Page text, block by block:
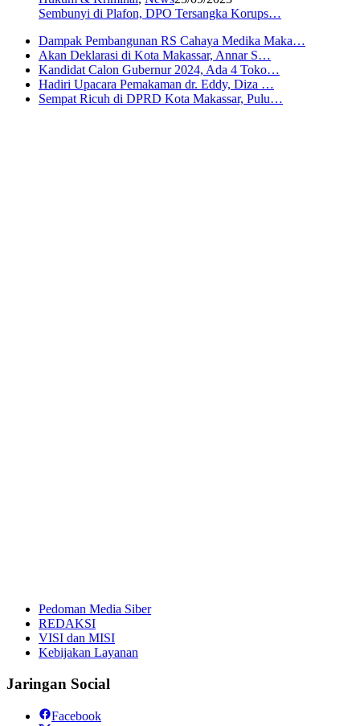
Sembunyi di Plafon, DPO Tersangka Korups…
Dampak Pembangunan RS Cahaya Medika Maka…
Akan Deklarasi di Kota Makassar, Annar S…
Kandidat Calon Gubernur 2024, Ada 4 Toko…
Hadiri Upacara Pemakaman dr. Eddy, Diza …
Sempat Ricuh di DPRD Kota Makassar, Pulu…
Pedoman Media Siber
REDAKSI
VISI dan MISI
Kebijakan Layanan
Jaringan Social
Facebook